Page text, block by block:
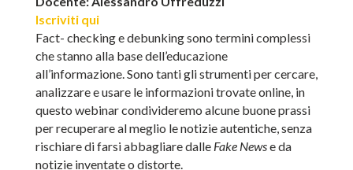
Iscriviti qui
Fact- checking e debunking sono termini complessi
che stanno alla base dell’educazione
all’informazione. Sono tanti gli strumenti per cercare,
analizzare e usare le informazioni trovate online, in
questo webinar condivideremo alcune buone prassi
per recuperare al meglio le notizie autentiche, senza
rischiare di farsi abbagliare dalle Fake Newse da
notizie inventate o distorte.